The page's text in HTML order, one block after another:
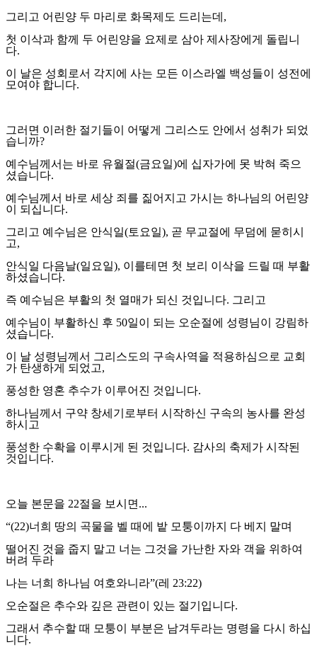
그리고 어린양 두 마리로 화목제도 드리는데 ,
첫 이삭과 함께 두 어린양을 요제로 삼아 제사장에게 돌립니
다.
이 날은 성회로서 각지에 사는 모든 이스라엘 백성들이 성전에
모여야 합니다.
그러면 이러한 절기들이 어떻게 그리스도 안에서 성취가 되었
습니까?
예수님께서는 바로 유월절(금요일)에 십자가에 못 박혀 죽으
셨습니다.
예수님께서 바로 세상 죄를 짊어지고 가시는 하나님의 어린양
이 되십니다.
그리고 예수님은 안식일(토요일), 곧 무교절에 무덤에 묻히시
고,
안식일 다음날(일요일), 이를테면 첫 보리 이삭을 드릴 때 부활
하셨습니다.
즉 예수님은 부활의 첫 열매가 되신 것입니다. 그리고
예수님이 부활하신 후 50일이 되는 오순절에 성령님이 강림하
셨습니다.
이 날 성령님께서 그리스도의 구속사역을 적용하심으로 교회
가 탄생하게 되었고,
풍성한 영혼 추수가 이루어진 것입니다.
하나님께서 구약 창세기로부터 시작하신 구속의 농사를 완성
하시고
풍성한 수확을 이루시게 된 것입니다. 감사의 축제가 시작된
것입니다.
오늘 본문을 22절을 보시면 ...
“(22)너희 땅의 곡물을 벨 때에 밭 모퉁이까지 다 베지 말며
떨어진 것을 줍지 말고 너는 그것을 가난한 자와 객을 위하여
버려 두라
나는 너희 하나님 여호와니라”(레 23:22)
오순절은 추수와 깊은 관련이 있는 절기입니다.
그래서 추수할 때 모퉁이 부분은 남겨두라는 명령을 다시 하십
니다.